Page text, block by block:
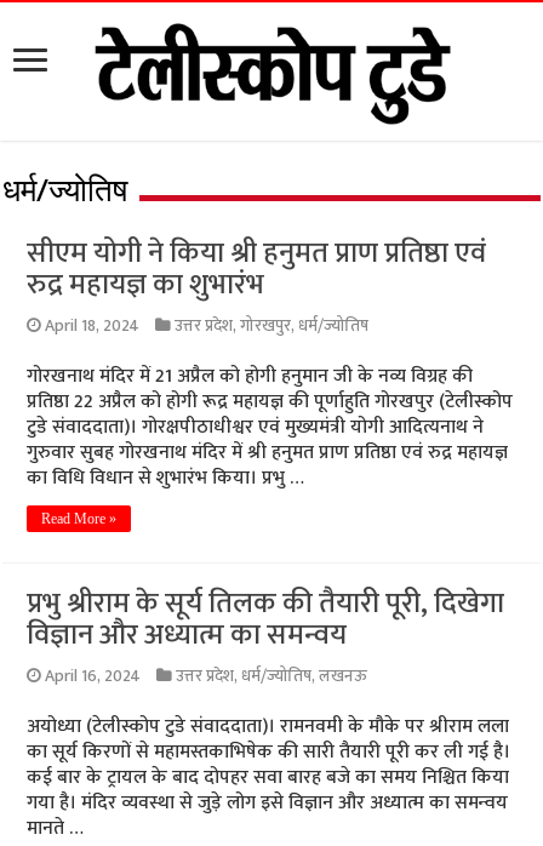
धर्म/ज्योतिष
सीएम योगी ने किया श्री हनुमत प्राण प्रतिष्ठा एवं
रुद्र महायज्ञ का शुभारंभ
April 18, 2024 उत्तर प्रदेश,गोरखपुर, धर्म/ज्योतिष
गोरखनाथ मंदिर में 21 अप्रैल को होगी हनुमान जी के नव्य विग्रह की
प्रतिष्ठा 22 अप्रैल को होगी रूद्र महायज्ञ की पूर्णाहुति गोरखपुर (टेलीस्कोप
टुडे संवाददाता)। गोरक्षपीठाधीश्वर एवं मुख्यमंत्री योगी आदित्यनाथ ने
गुरुवार सुबह गोरखनाथ मंदिर में श्री हनुमत प्राण प्रतिष्ठा एवं रुद्र महायज्ञ
का विधि विधान से शुभारंभ किया। प्रभु …
Read More »
प्रभु श्रीराम के सूर्य तिलक की तैयारी पूरी, दिखेगा
विज्ञान और अध्यात्म का समन्वय
April 16, 2024 उत्तर प्रदेश, धर्म/ज्योतिष,लखनऊ
अयोध्या (टेलीस्कोप टुडे संवाददाता)। रामनवमी के मौके पर श्रीराम लला
का सूर्य किरणों से महामस्तकाभिषेक की सारी तैयारी पूरी कर ली गई है।
कई बार के ट्रायल के बाद दोपहर सवा बारह बजे का समय निश्चित किया
गया है। मंदिर व्यवस्था से जुड़े लोग इसे विज्ञान और अध्यात्म का समन्वय
मानते …